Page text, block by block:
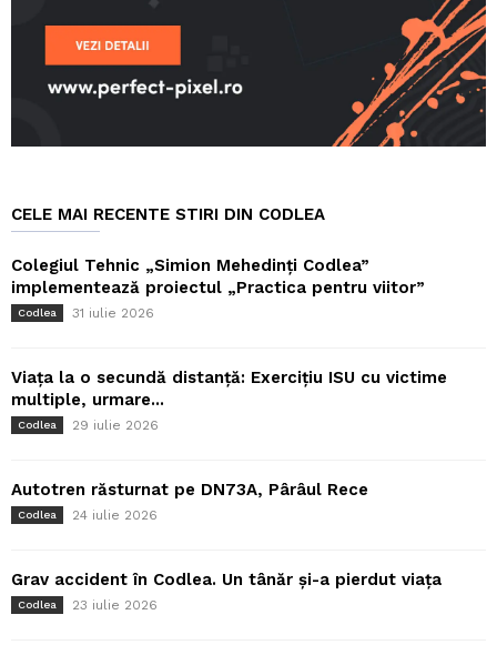
CELE MAI RECENTE STIRI DIN CODLEA
Colegiul Tehnic „Simion Mehedinți Codlea”
implementează proiectul „Practica pentru viitor”
Codlea 31 iulie 2026
Viața la o secundă distanță: Exercițiu ISU cu victime
multiple, urmare...
Codlea 29 iulie 2026
Autotren răsturnat pe DN73A, Pârâul Rece
Codlea 24 iulie 2026
Grav accident în Codlea. Un tânăr și-a pierdut viața
Codlea 23 iulie 2026